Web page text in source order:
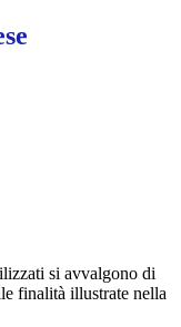
si avvalgono di
finalità illustrate nella